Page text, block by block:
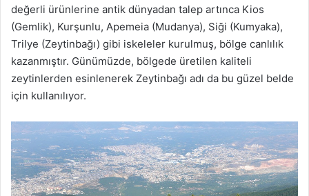
değerli ürünlerine antik dünyadan talep artınca Kios
(Gemlik), Kurşunlu, Apemeia (Mudanya), Siği (Kumyaka),
Trilye (Zeytinbağı) gibi iskeleler kurulmuş, bölge canlılık
kazanmıştır. Günümüzde, bölgede üretilen kaliteli
zeytinlerden esinlenerek Zeytinbağı adı da bu güzel belde
için kullanılıyor.